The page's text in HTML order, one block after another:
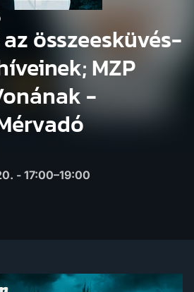
Hírek
összeesküvés-
MZP
-
- 17:00–19:00